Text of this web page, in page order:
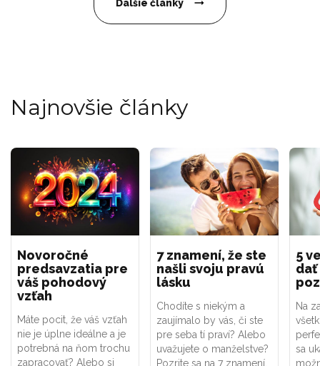
Ďalšie články
Najnovšie články
Novoročné
predsavzatia pre
váš pohodový
vzťah
Máte pocit, že váš vzťah
nie je úplne ideálne a je
potrebná na ňom trochu
zapracovať? Alebo si
7 znamení, že ste
našli svoju pravú
lásku
Chodíte s niekým a
zaujímalo by vás, či ste
pre seba tí praví? Alebo
uvažujete o manželstve?
Pozrite sa na 7 znamení,
5
dať
Na
sa